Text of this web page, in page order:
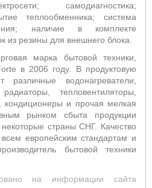
самодиагностика;
теплообменника; система
наличие в комплекте
из резины для внешнего блока.
марка бытовой техники,
в 2006 году. В продуктовую
различные водонагреватели,
тепловентиляторы,
кондиционеры и прочая мелкая
рынком сбыта продукции
страны СНГ. Качество
всем европейским стандартам и
бытовой техники
на информации сайта